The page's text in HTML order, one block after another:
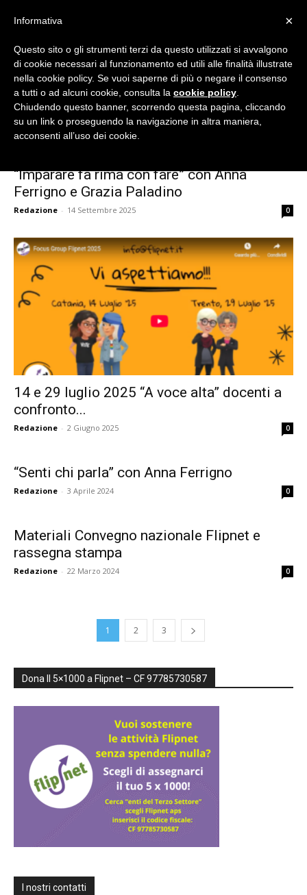
Flipnet
e
formazione
sulle
inclusive,
capovolte
Home Tags Anna Ferrigno
Tag: Anna Ferrigno
“Imparare fa rima con fare” con Anna
Ferrigno e Grazia Paladino
Redazione - 14 Settembre 2025 0
14 e 29 luglio 2025 “A voce alta” docenti a
confronto...
Redazione - 2 Giugno 2025 0
“Senti chi parla” con Anna Ferrigno
Redazione - 3 Aprile 2024 0
Materiali Convegno nazionale Flipnet e
rassegna stampa
Redazione - 22 Marzo 2024 0
1 2 3
Dona Il 5×1000 a Flipnet – CF 97785730587
I nostri contatti
×
Informativa
Questo sito o gli strumenti terzi da questo utilizzati si avvalgono
di cookie necessari al funzionamento ed utili alle finalità illustrate
nella cookie policy. Se vuoi saperne di più o negare il consenso
a tutti o ad alcuni cookie, consulta la cookie policy
Chiudendo questo banner, scorrendo questa pagina, cliccando
su un link o proseguendo la navigazione in altra maniera,
acconsenti all’uso dei cookie.